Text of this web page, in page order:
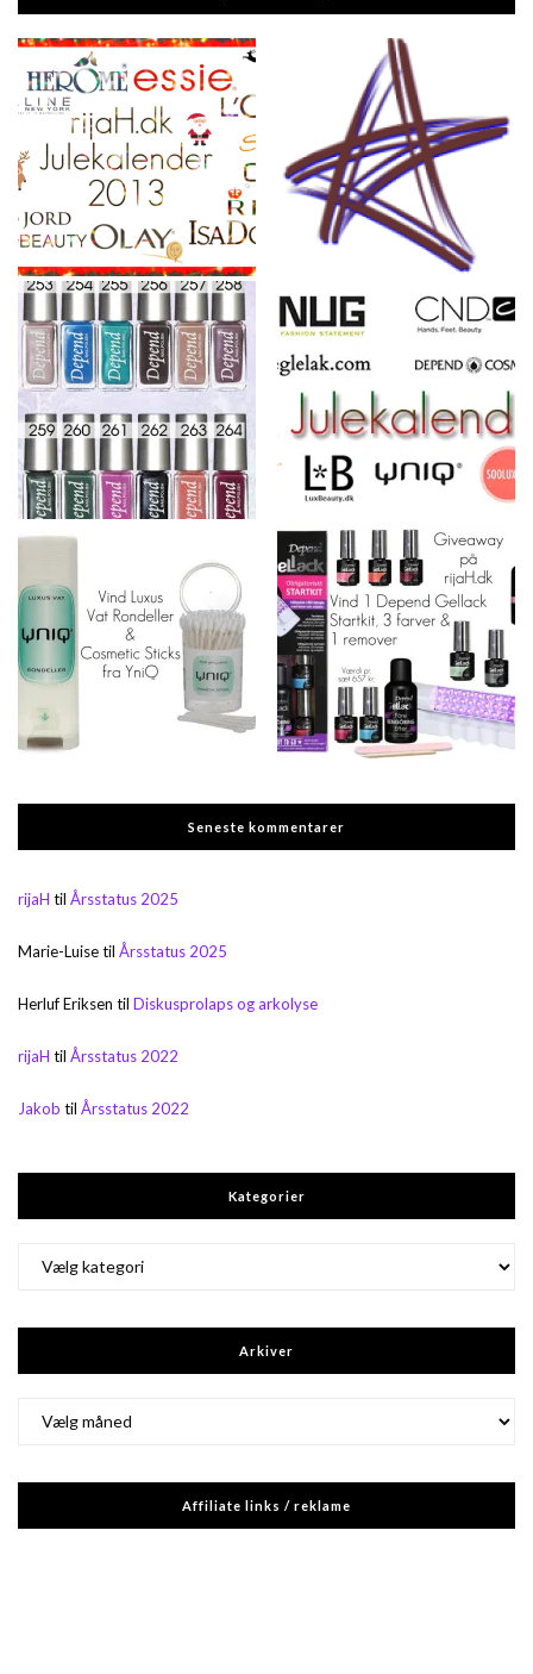
Seneste kommentarer
rijaH til Årsstatus 2025
Marie-Luisetil Årsstatus 2025
Herluf Eriksen til Diskusprolaps og arkolyse
rijaH til Årsstatus 2022
Jakob til Årsstatus 2022
Kategorier
Arkiver
Affiliate links / reklame